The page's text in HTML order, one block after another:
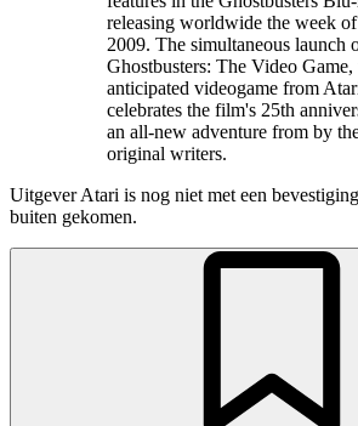
releasing worldwide the week of
2009. The simultaneous launch
Ghostbusters: The Video
anticipated videogame from
celebrates the film's 25th
an all-new adventure from by
original writers.
Uitgever Atari is nog niet met een
buiten gekomen.